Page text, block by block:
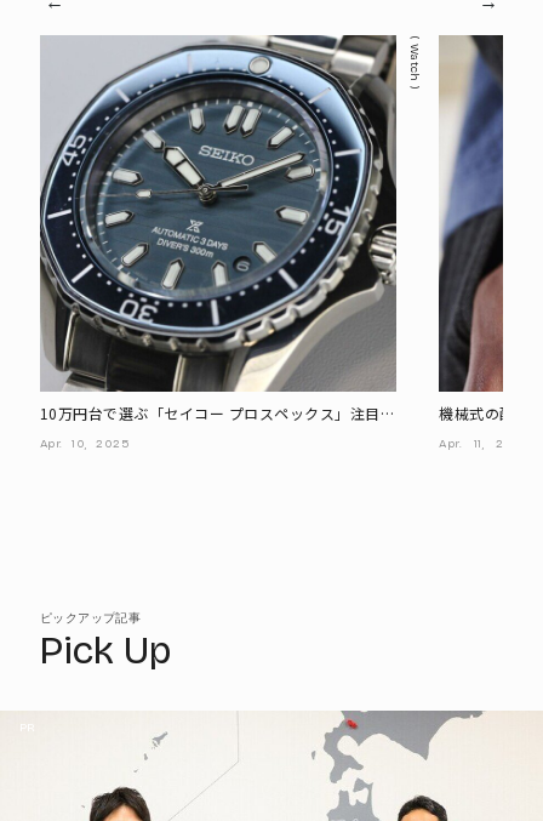
Watch
10万円台で選ぶ「セイコー プロスペックス」注目モ
デル 5選
Apr. 10, 2025
機械式の醍醐
ク文字盤の腕
Apr. 11, 2025
ピックアップ記事
Pick Up
PR